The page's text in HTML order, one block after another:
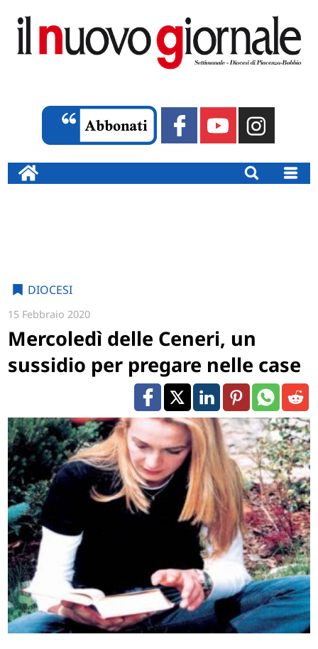
DIOCESI
15 Febbraio 2020
Mercoledì delle Ceneri, un
sussidio per pregare nelle case